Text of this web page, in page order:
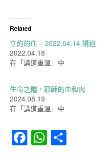
Related
立約的血 – 2022.04.14 講道
2022.04.18
在「講道重溫」中
生命之糧，耶穌的血和肉
2024.08.19
在「講道重溫」中
Facebook
WhatsApp